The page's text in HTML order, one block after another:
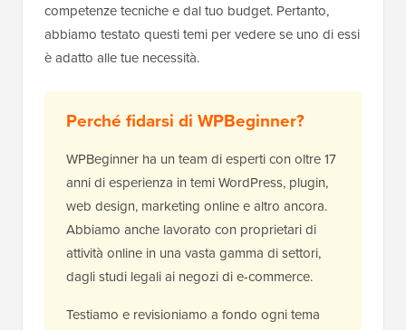
competenze tecniche e dal tuo budget. Pertanto,
abbiamo testato questi temi per vedere se uno di essi
è adatto alle tue necessità.
Perché fidarsi di WPBeginner?
WPBeginner ha un team di esperti con oltre 17
anni di esperienza in temi WordPress, plugin,
web design, marketing online e altro ancora.
Abbiamo anche lavorato con proprietari di
attività online in una vasta gamma di settori,
dagli studi legali ai negozi di e-commerce.
Testiamo e revisioniamo a fondo ogni tema